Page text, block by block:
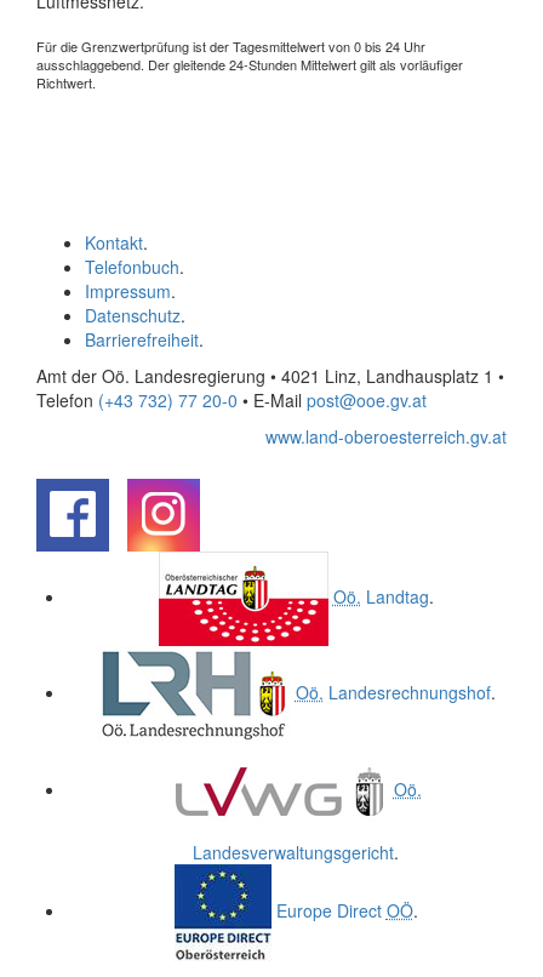
Für die Grenzwertprüfung ist der Tagesmittelwert von 0 bis 24 Uhr
ausschlaggebend. Der gleitende 24-Stunden Mittelwert gilt als vorläufiger
Richtwert.
Kontakt.
Telefonbuch.
Impressum.
Datenschutz.
Barrierefreiheit.
Amt der Oö. Landesregierung • 4021 Linz, Landhausplatz 1 •
Telefon (+43 732) 77 20-0 • E-Mail post@ooe.gv.at
www.land-oberoesterreich.gv.at
Oö. Landtag.
Oö. Landesrechnungshof.
Oö.
Landesverwaltungsgericht.
Europe Direct OÖ.